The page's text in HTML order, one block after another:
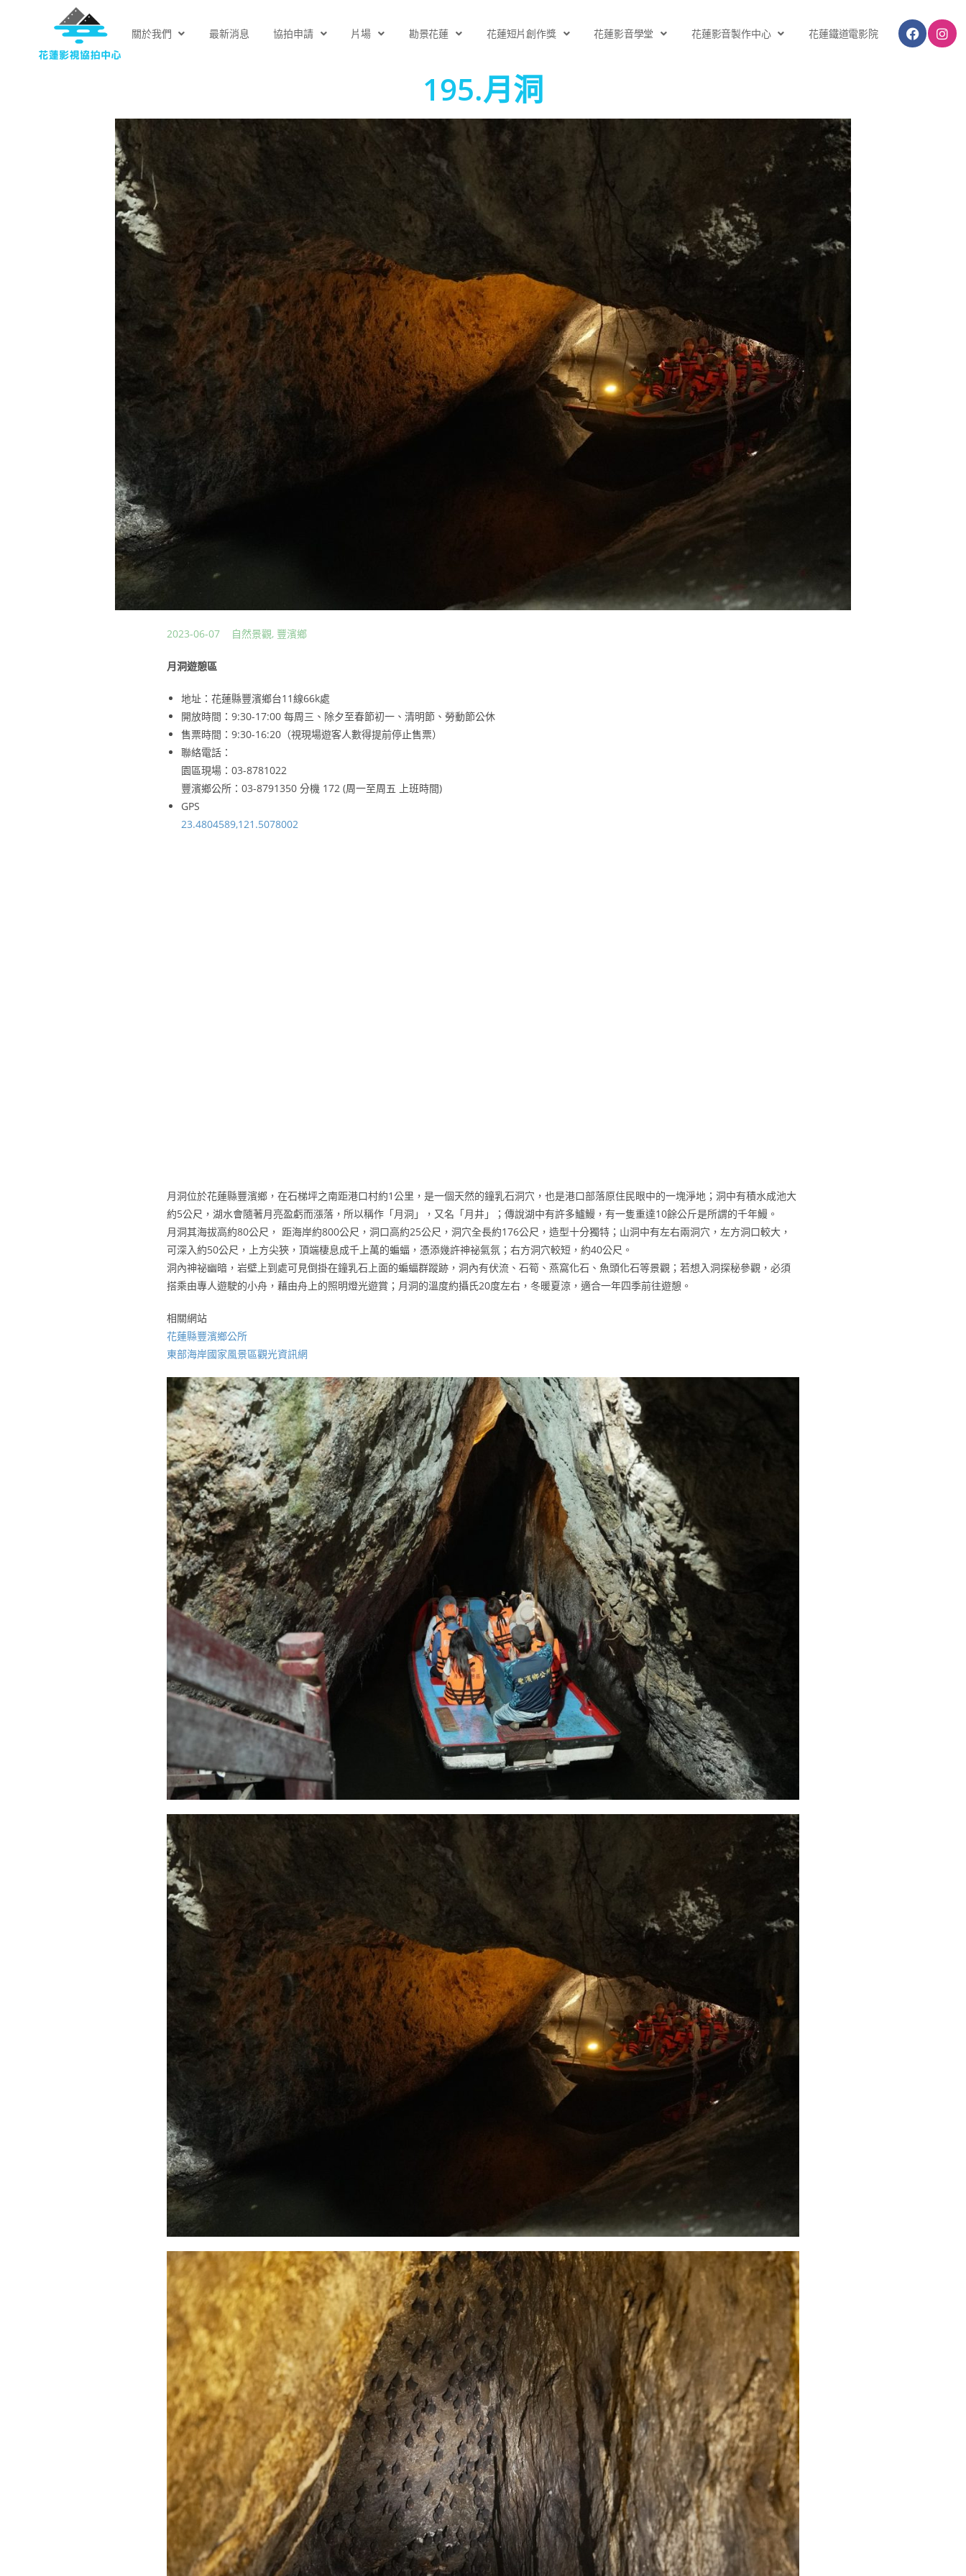
關於我們 最新消息 協拍申請 片場 勘景花蓮 花蓮短片創作獎 花蓮影音學堂 花蓮影音製作中心 花蓮鐵道電影院
195.月洞
2023-06-07 自然景觀, 豐濱鄉
月洞遊憩區
地址：花蓮縣豐濱鄉台11線66k處
開放時間：9:30-17:00 每周三、除夕至春節初一、清明節、勞動節公休
售票時間：9:30-16:20（視現場遊客人數得提前停止售票）
聯絡電話：
園區現場：03-8781022
豐濱鄉公所：03-8791350 分機 172 (周一至周五 上班時間)
GPS
23.4804589,121.5078002
月洞位於花蓮縣豐濱鄉，在石梯坪之南距港口村約1公里，是一個天然的鐘乳石洞穴，也是港口部落原住民眼中的一塊淨地；洞中有積水成池大
約5公尺，湖水會隨著月亮盈虧而漲落，所以稱作「月洞」，又名「月井」；傳說湖中有許多鱸鰻，有一隻重達10餘公斤是所謂的千年鰻。
月洞其海拔高約80公尺， 距海岸約800公尺，洞口高約25公尺，洞穴全長約176公尺，造型十分獨特；山洞中有左右兩洞穴，左方洞口較大，
可深入約50公尺，上方尖狹，頂端棲息成千上萬的蝙蝠，憑添幾許神祕氣氛；右方洞穴較短，約40公尺。
洞內神祕幽暗，岩壁上到處可見倒掛在鐘乳石上面的蝙蝠群蹤跡，洞內有伏流、石筍、燕窩化石、魚頭化石等景觀；若想入洞探秘參觀，必須
搭乘由專人遊駛的小舟，藉由舟上的照明燈光遊賞；月洞的溫度約攝氏20度左右，冬暖夏涼，適合一年四季前往遊憩。
相關網站
花蓮縣豐濱鄉公所
東部海岸國家風景區觀光資訊網